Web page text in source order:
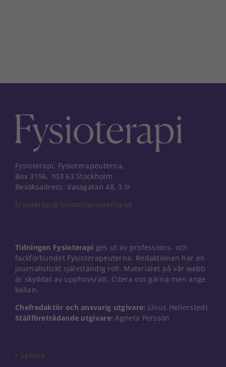
Fysioterapi, Fysioterapeuterna,
Box 3196, 103 63 Stockholm
Besöksadress: Vasagatan 48, 3 tr
fysioterapi@fysioterapeuterna.se
Tidningen Fysioterapi ges ut av professions- och
fackförbundet Fysioterapeuterna. Redaktionen har en
journalistiskt självständig roll. Materialet på vår webb
är skyddat av upphovsrätt. Citera oss gärna men ange
källan.
Chefredaktör och ansvarig utgivare: Linus Hellerstedt
Ställföreträdande utgivare: Agneta Persson
Lyssna
Nödvändiga